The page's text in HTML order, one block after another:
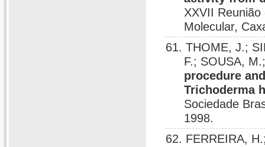
XXVII
Molecular,
61. THOME, J.;
F.; SOUSA,
procedure
Trichoderma
Sociedade
1998.
62. FERREIRA,